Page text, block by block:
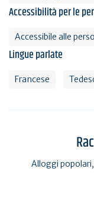
Accessibilità per le
Accessibile alle
Lingue parlate
Francese
Alloggi